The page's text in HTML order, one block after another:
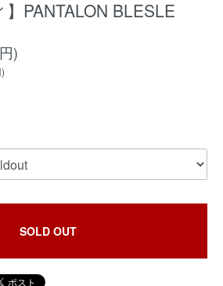
】PANTALON BLESLE
)
SOLD OUT